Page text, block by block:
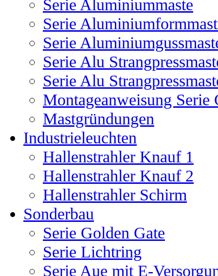
Serie Aluminiummaste
Serie
Serie
Serie Alu
Serie Alu
Montageanweisung Serie
Mastgründungen
Industrieleuchten
Hallenstrahler Knauf 1
Hallenstrahler Knauf 2
Hallenstrahler Schirm
Sonderbau
Serie Golden Gate
Serie Lichtring
Serie Aue mit E-